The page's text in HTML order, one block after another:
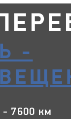
-
- 7600 км